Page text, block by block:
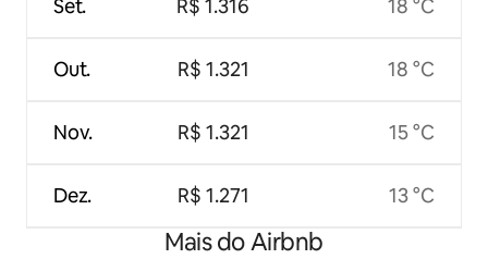
Set.
Out.
Nov.
Dez.
R$ 1.316
R$ 1.321
R$ 1.321
R$ 1.271
18 °C
18 °C
15 °C
13 °C
Mais do Airbnb